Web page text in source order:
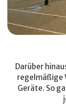
Darüber
regelmäßige
Geräte. So